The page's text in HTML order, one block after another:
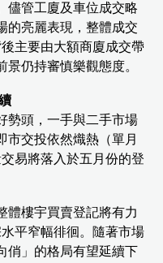
儘管工廈及車位成交略
的亮麗表現，整體成交
主要由大額商廈成交帶
仍持審慎樂觀態度。
勢頭，一手與二手市場
市交投依然熾熱（單月
易將落入於五月份的登
體樓宇買賣登記將有力
平窄幅徘徊。隨著市場
俏」的格局有望延續下